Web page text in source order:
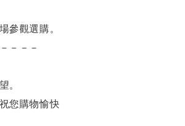
參觀選購。
－－－
。
您購物愉快